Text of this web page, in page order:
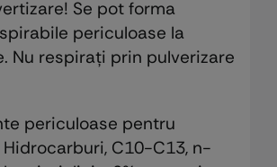
Se pot forma
periculoase la
Nu respirați prin pulverizare
periculoase pentru
C10-C13, n-